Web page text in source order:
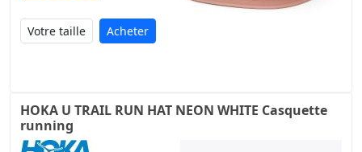
Acheter
HOKA U TRAIL RUN HAT NEON WHITE Casquette
running